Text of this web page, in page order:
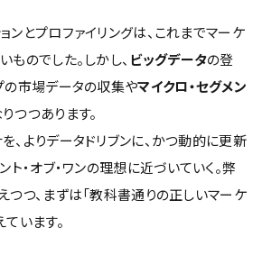
ンとプロファイリングは、これまでマーケ
のでした。しかし、 ビッグデータの登
の市場データの収集やマイクロ・セグメン
つつあります。
、よりデータドリブンに、かつ動的に更新
ト・オブ・ワンの理想に近づいていく。弊
つつ、まずは「教科書通りの正しいマーケ
います。